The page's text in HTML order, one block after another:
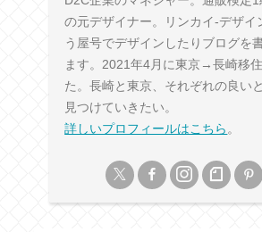
の元デザイナー。リンカイ-デザイ
う屋号でデザインしたりブログを
ます。2021年4月に東京→長崎移
た。長崎と東京、それぞれの良い
見つけていきたい。
詳しいプロフィールはこちら 。